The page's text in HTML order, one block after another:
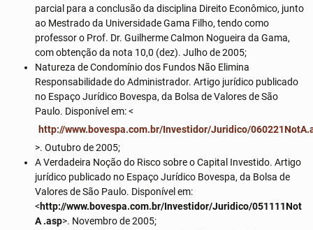
parcial para a conclusão da disciplina Direito Econômico, junto
ao Mestrado da Universidade Gama Filho, tendo como
professor o Prof. Dr. Guilherme Calmon Nogueira da Gama,
com obtenção da nota 10,0 (dez). Julho de 2005;
Natureza de Condomínio dos Fundos Não Elimina
Responsabilidade do Administrador. Artigo jurídico publicado
no Espaço Jurídico Bovespa, da Bolsa de Valores de São
Paulo. Disponível em: <
http://www.bovespa.com.br/Investidor/Juridico/
>. Outubro de 2005;
A Verdadeira Noção do Risco sobre o Capital Investido. Artigo
jurídico publicado no Espaço Jurídico Bovespa, da Bolsa de
Valores de São Paulo. Disponível em:
<http://www.bovespa.com.br/Investidor/Juridico/051111Not
A .asp>. Novembro de 2005;